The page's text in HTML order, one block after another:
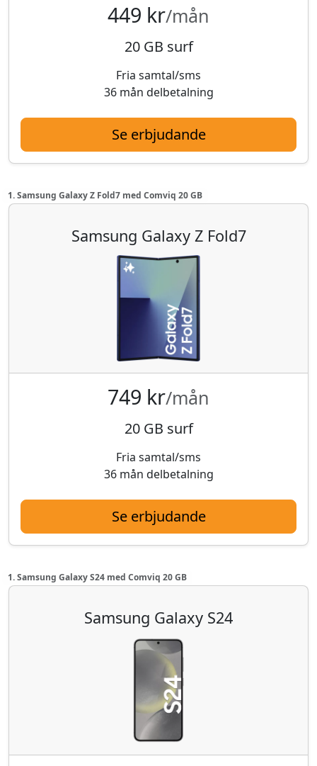
449 kr/mån
20 GB surf
Fria samtal/sms
36 mån delbetalning
Se erbjudande
1. Samsung Galaxy Z Fold7 med Comviq 20 GB
Samsung Galaxy Z Fold7
749 kr/mån
20 GB surf
Fria samtal/sms
36 mån delbetalning
Se erbjudande
1. Samsung Galaxy S24 med Comviq 20 GB
Samsung Galaxy S24